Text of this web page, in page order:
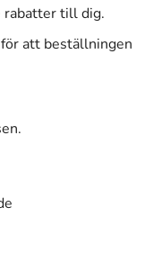
rabatter till dig.
att beställningen